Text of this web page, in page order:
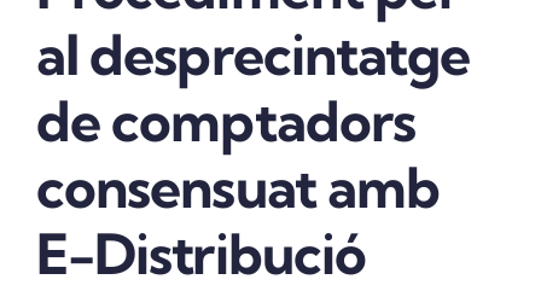
COMERCIALITZADORES
NOTÍCIES
OTE
REVISTA DIGITAL
al desprecintatge
de comptadors
consensuat amb
E-Distribució